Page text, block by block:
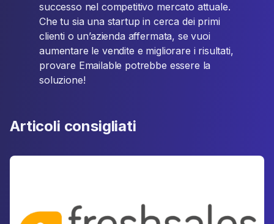
successo nel competitivo mercato attuale.
Che tu sia una startup in cerca dei primi
clienti o un’azienda affermata, se vuoi
aumentare le vendite e migliorare i risultati,
provare Emailable potrebbe essere la
soluzione!
Articoli consigliati